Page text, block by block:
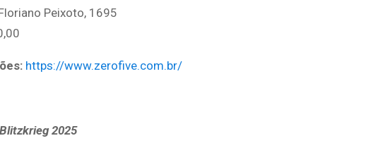
Peixoto, 1695
https://www.zerofive.com.br/
2025